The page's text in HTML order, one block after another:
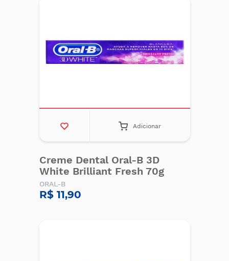
Adicionar
Creme Dental Oral-B 3D
White Brilliant Fresh 70g
ORAL-B
R$ 11,90